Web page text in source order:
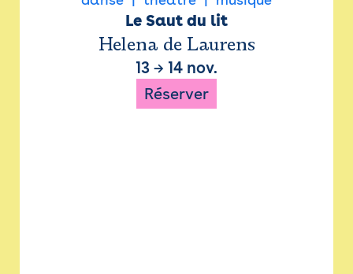
Le Saut du lit
Helena de Laurens
13 → 14 nov.
Réserver